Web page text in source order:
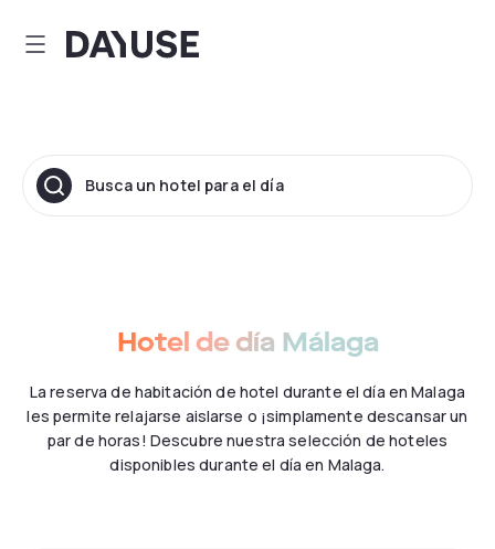
Dayuse
Busca un hotel para el día
Hotel de día Málaga
La reserva de habitación de hotel durante el día en Malaga
les permite relajarse aislarse o ¡simplamente descansar un
par de horas! Descubre nuestra selección de hoteles
disponibles durante el día en Malaga.